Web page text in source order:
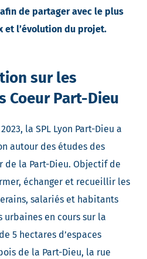
de partager avec le plus
et l’évolution du projet.
sur les
Coeur Part-Dieu
la SPL Lyon Part-Dieu a
autour des études des
la Part-Dieu. Objectif de
échanger et recueillir les
salariés et habitants
urbaines en cours sur la
5 hectares d’espaces
de la Part-Dieu, la rue